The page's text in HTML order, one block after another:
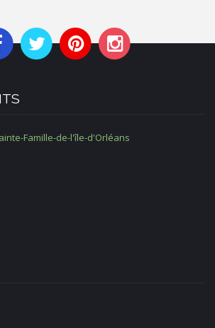
Famille-de-l'île-d'Orléans